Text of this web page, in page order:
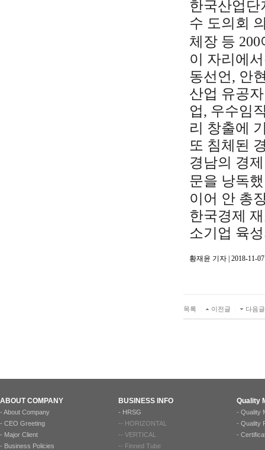
한국산업
수 도의회
체장 등
이 자리에
동선언, 안
산업 유공
업, 우수임
리 창출에
또 침체된
경남의 경
문을 낭독
이어 안 총
한국경제
소기업 육
황재윤 기자 | 2018-11-
목록 이전글 다음글
ABOUT COMPANY
- About Company
- CEO Greeting
- Major Client
- Business Policies
BUSINESS INFO
- HRSG
-- HORIZONTAL
-- VERTICAL
-- Finned Tube
Quality
- Quality
- Quality
-